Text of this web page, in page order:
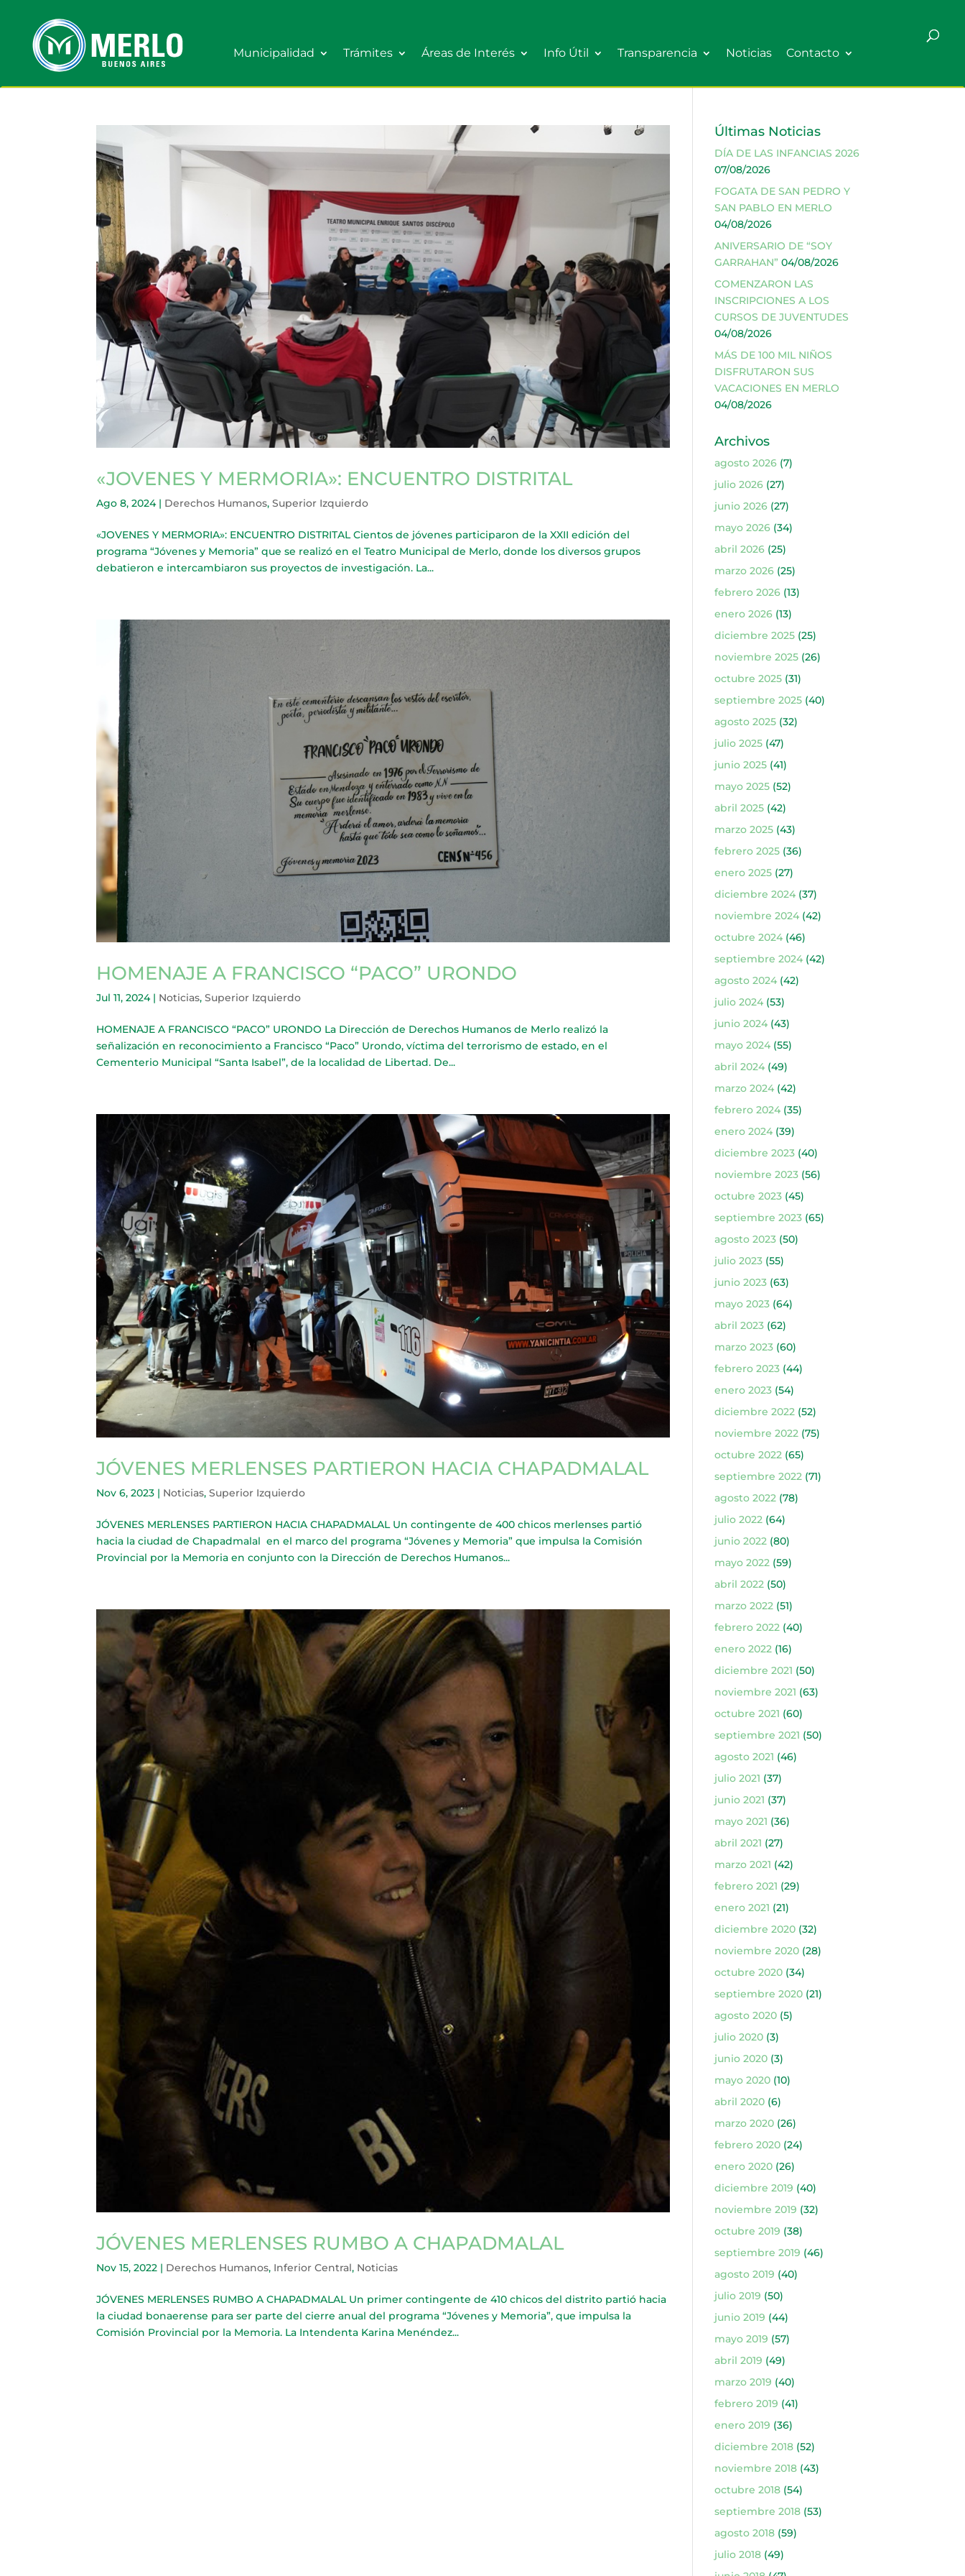
Municipalidad Trámites Áreas de Interés Info Útil Transparencia Noticias Contacto
«JOVENES Y MERMORIA»: ENCUENTRO DISTRITAL
Ago 8, 2024| Derechos Humanos,Superior Izquierdo
«JOVENES Y MERMORIA»: ENCUENTRO DISTRITAL Cientos de jóvenes participaron de la XXII edición del
programa “Jóvenes y Memoria” que se realizó en el Teatro Municipal de Merlo, donde los diversos grupos
debatieron e intercambiaron sus proyectos de investigación. La...
HOMENAJE A FRANCISCO “PACO” URONDO
Jul 11, 2024| Noticias,Superior Izquierdo
HOMENAJE A FRANCISCO “PACO” URONDO La Dirección de Derechos Humanos de Merlo realizó la
señalización en reconocimiento a Francisco “Paco” Urondo, víctima del terrorismo de estado, en el
Cementerio Municipal “Santa Isabel”, de la localidad de Libertad. De...
JÓVENES MERLENSES PARTIERON HACIA CHAPADMALAL
Nov 6, 2023 | Noticias,Superior Izquierdo
JÓVENES MERLENSES PARTIERON HACIA CHAPADMALAL Un contingente de 400 chicos merlenses partió
hacia la ciudad de Chapadmalal en el marco del programa “Jóvenes y Memoria” que impulsa la Comisión
Provincial por la Memoria en conjunto con la Dirección de Derechos Humanos...
JÓVENES MERLENSES RUMBO A CHAPADMALAL
Nov 15, 2022 | Derechos Humanos, Inferior Central, Noticias
JÓVENES MERLENSES RUMBO A CHAPADMALAL Un primer contingente de 410 chicos del distrito partió hacia
la ciudad bonaerense para ser parte del cierre anual del programa “Jóvenes y Memoria”, que impulsa la
Comisión Provincial por la Memoria. La Intendenta Karina Menéndez...
Últimas Noticias
DÍA DE LAS INFANCIAS 2026
07/08/2026
FOGATA DE SAN PEDRO Y
SAN PABLO EN MERLO
04/08/2026
ANIVERSARIO DE “SOY
GARRAHAN” 04/08/2026
COMENZARON LAS
INSCRIPCIONES A LOS
CURSOS DE JUVENTUDES
04/08/2026
MÁS DE 100 MIL NIÑOS
DISFRUTARON SUS
VACACIONES EN MERLO
04/08/2026
Archivos
agosto 2026(7)
julio 2026(27)
junio 2026(27)
mayo 2026(34)
abril 2026(25)
marzo 2026(25)
febrero 2026(13)
enero 2026(13)
diciembre 2025(25)
noviembre 2025(26)
octubre 2025(31)
septiembre 2025(40)
agosto 2025(32)
julio 2025(47)
junio 2025(41)
mayo 2025(52)
abril 2025(42)
marzo 2025(43)
febrero 2025(36)
enero 2025(27)
diciembre 2024(37)
noviembre 2024(42)
octubre 2024(46)
septiembre 2024(42)
agosto 2024(42)
julio 2024(53)
junio 2024(43)
mayo 2024(55)
abril 2024(49)
marzo 2024(42)
febrero 2024(35)
enero 2024(39)
diciembre 2023(40)
noviembre 2023(56)
octubre 2023(45)
septiembre 2023(65)
agosto 2023(50)
julio 2023(55)
junio 2023(63)
mayo 2023(64)
abril 2023(62)
marzo 2023(60)
febrero 2023(44)
enero 2023(54)
diciembre 2022(52)
noviembre 2022(75)
octubre 2022(65)
septiembre 2022(71)
agosto 2022(78)
julio 2022(64)
junio 2022(80)
mayo 2022(59)
abril 2022(50)
marzo 2022(51)
febrero 2022(40)
enero 2022(16)
diciembre 2021 (50)
noviembre 2021 (63)
octubre 2021 (60)
septiembre 2021 (50)
agosto 2021 (46)
julio 2021 (37)
junio 2021 (37)
mayo 2021 (36)
abril 2021 (27)
marzo 2021 (42)
febrero 2021 (29)
enero 2021 (21)
diciembre 2020(32)
noviembre 2020(28)
octubre 2020(34)
septiembre 2020(21)
agosto 2020(5)
julio 2020(3)
junio 2020(3)
mayo 2020(10)
abril 2020(6)
marzo 2020(26)
febrero 2020(24)
enero 2020(26)
diciembre 2019 (40)
noviembre 2019 (32)
octubre 2019 (38)
septiembre 2019 (46)
agosto 2019 (40)
julio 2019 (50)
junio 2019 (44)
mayo 2019 (57)
abril 2019 (49)
marzo 2019 (40)
febrero 2019 (41)
enero 2019 (36)
diciembre 2018(52)
noviembre 2018(43)
octubre 2018(54)
septiembre 2018(53)
agosto 2018(59)
julio 2018(49)